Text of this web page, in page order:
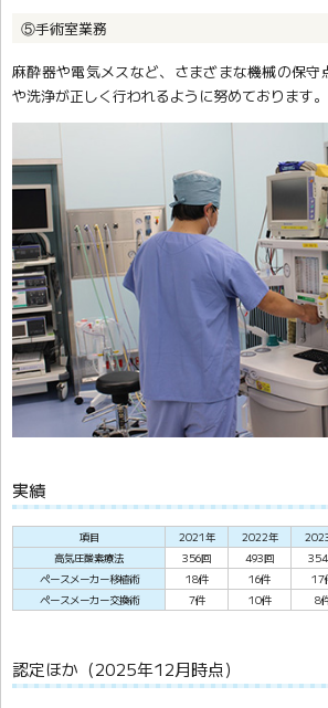
⑤手術室業務
麻酔器や電気メスなど、さまざまな機械の保守
や洗浄が正しく行われるように努めております。
実績
項目 2021年 2022年
高気圧酸素療法
356回 493回
ペースメーカー移植術
18件 16件 17
ペースメーカー交換術
7件 10件 8
認定ほか（2025年12月時点）